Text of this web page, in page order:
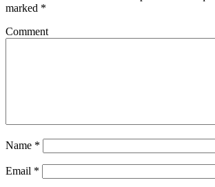
marked *
Comment
Name *
Email *